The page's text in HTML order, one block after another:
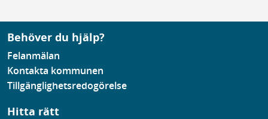
Behöver du hjälp?
Felanmälan
Kontakta kommunen
Tillgänglighetsredogörelse
Hitta rätt